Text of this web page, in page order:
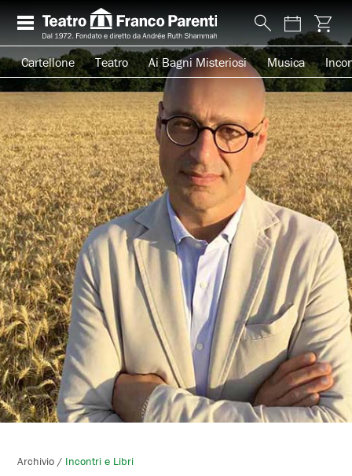
Cartellone Teatro Ai Bagni Misteriosi Musica
Archivio / Incontri e Libri